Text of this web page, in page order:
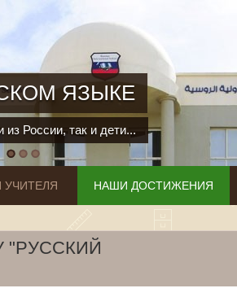
ЯЗЫКЕ
России, так и дети...
УЧИТЕЛЯ НАШИ ДОСТИЖЕНИЯ
"РУССКИЙ